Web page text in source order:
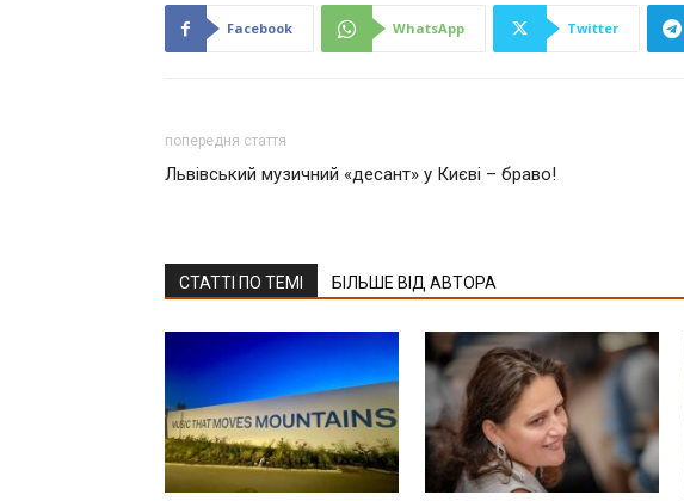
Facebook WhatsApp Twitter
попередня стаття
Львівський музичний «десант» у Києві – браво!
СТАТТІ ПО ТЕМІ БІЛЬШЕ ВІД АВТОРА